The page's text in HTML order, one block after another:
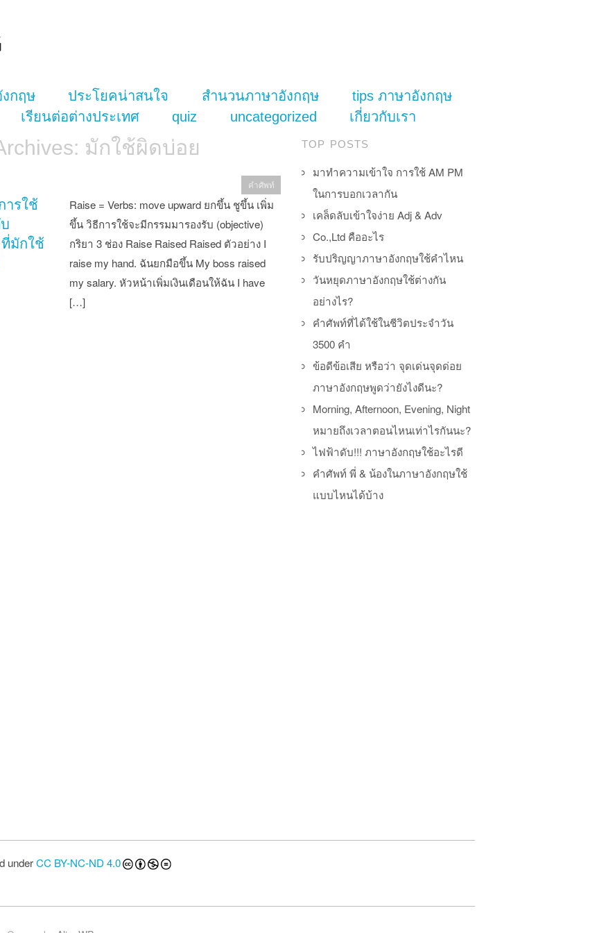
กฤษ ประโยคน่าสนใจ สำนวนภาษาอังกฤษ
tips ภาษาอังกฤษ
เรียนต่อต่างประเทศ quiz uncategorized เกี่ยวกับเรา
มักใช้ผิดบ่อย
ารใช้
มักใช้
Raise = Verbs: move upward ยกขึ้น ชูขึ้น เพิ่ม
ขึ้น วิธีการใช้จะมีกรรมมารองรับ (objective)
กริยา 3 ช่อง Raise Raised Raised ตัวอย่าง I
raise my hand. ฉันยกมือขึ้น My boss raised
my salary. หัวหน้าเพิ่มเงินเดือนให้ฉัน I have
[…]
คำศัพท์
TOP POSTS
มาทำความเข้าใจ การใช้ AM PM
ในการบอกเวลากัน
เคล็ดลับเข้าใจง่าย Adj & Adv
Co.,Ltd คืออะไร
รับปริญญาภาษาอังกฤษใช้คำไหน
วันหยุดภาษาอังกฤษใช้ต่างกัน
อย่างไร?
คำศัพท์ที่ได้ใช้ในชีวิตประจำวัน
3500 คำ
ข้อดีข้อเสีย หรือว่า จุดเด่นจุดด่อย
ภาษาอังกฤษพูดว่ายังไงดีนะ?
Morning, Afternoon, Evening, Night
หมายถึงเวลาตอนไหนเท่าไรกันนะ?
ไฟฟ้าดับ!!! ภาษาอังกฤษใช้อะไรดี
คำศัพท์ พี่ & น้องในภาษาอังกฤษใช้
แบบไหนได้บ้าง
underCC BY-NC-ND 4.0